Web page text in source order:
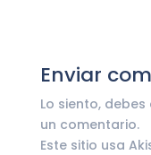
Enviar
Lo siento, debes
un comentario.
Este sitio usa